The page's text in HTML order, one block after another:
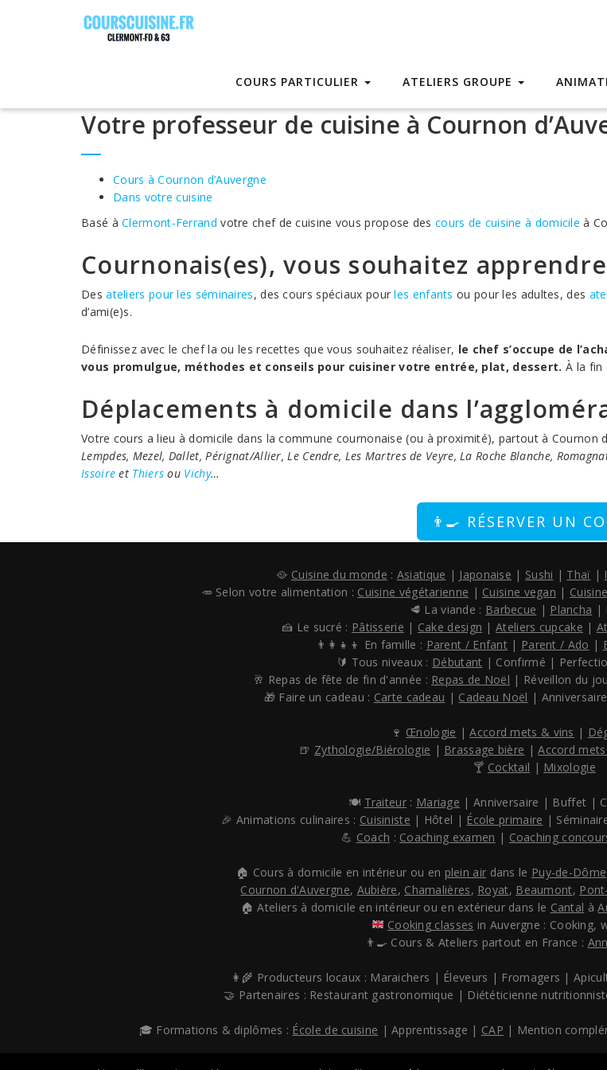
COURS PARTICULIER ATELIERS GROUPE
Votre professeur de cuisine à Cournon
Cours à Cournon d’Auvergne
Dans votre cuisine
Basé àClermont-Ferrand votre chef de cuisine vous propose des cours de cuisine à domicile à
Cournonais(es), vous souhaitez
Desateliers pour les séminaires, des cours spéciaux pourles enfants ou pour les adultes, des
d’ami(e)s.
Définissez avec le chef la ou les recettes que vous souhaitez réaliser, le chef s’occupe de
vous promulgue, méthodes et conseils pour cuisiner votre entrée, plat, dessert. À la fin
Déplacements à domicile dans
Votre cours a lieu à domicile dans la commune cournonaise (ou à proximité), partout à Cournon
Lempdes, Mezel, Dallet, Pérignat/Allier, Le Cendre, Les Martres de Veyre, La Roche Blanche,
Issoire et Thiers ou Vichy…
👨‍🍳 RÉSERVER UN
🥘 Cuisine du monde : Asiatique | Japonaise | Sushi | Thaï |
🥕 Selon votre alimentation : Cuisine végétarienne | Cuisine vegan |
🥩 La viande : Barbecue | Plancha |
🍰 Le sucré : Pâtisserie | Cake design |Ateliers cupcake |
👨‍👩‍👧‍👦 En famille : Parent / Enfant | Parent / Ado |
🔰 Tous niveaux : Débutant | Confirmé |
🥂 Repas de fête de fin d'année : Repas de Noël | Réveillon du
🎁 Faire un cadeau : Carte cadeau | Cadeau Noël |
🍷 Œnologie |Accord mets & vins |
🍺 Zythologie/Biérologie | Brassage bière |Accord
🍸 Cocktail | Mixologie
🍽️ Traiteur : Mariage | Anniversaire | Buffet |
🎉 Animations culinaires : Cuisiniste | Hôtel | École primaire |
💪 Coach : Coaching examen | Coaching
🏠 Cours à domicile en intérieur ou en plein air dans le Puy-de-Dôme
Cournon d'Auvergne, Aubière, Chamalières, Royat, Beaumont,
🏠 Ateliers à domicile en intérieur ou en extérieur dans le Cantal à
Cooking classes in Auvergne : Cooking,
👨‍🍳 Cours & Ateliers partout en France :
👩‍🌾 Producteurs locaux : Maraichers | Éleveurs | Fromagers |
🤝 Partenaires : Restaurant gastronomique | Diététicienne
🎓 Formations & diplômes : École de cuisine | Apprentissage | CAP | Mention
© 2020 CoursCuisine.fr -